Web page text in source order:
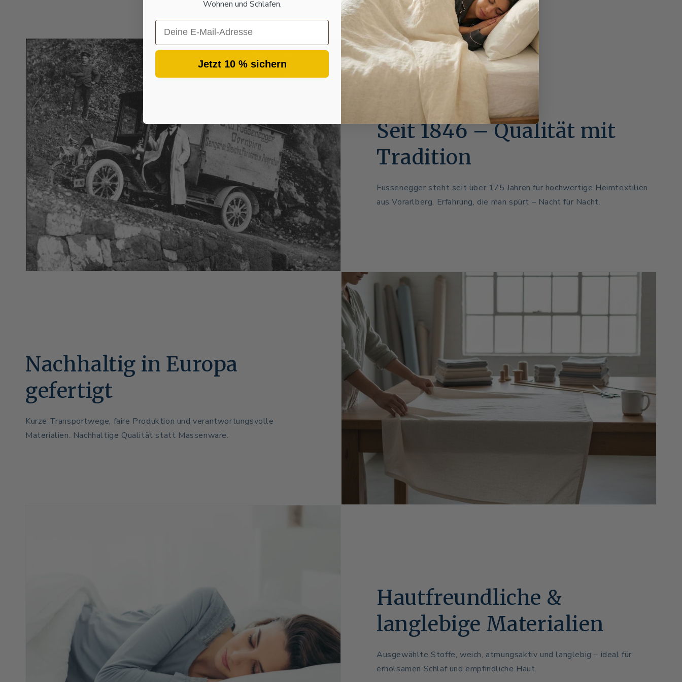
Seit 1846 – Qualität mit
Tradition
Fussenegger steht seit über 175 Jahren für hochwertige Heimtextilien
aus Vorarlberg. Erfahrung, die man spürt – Nacht für Nacht.
Nachhaltig in Europa
gefertigt
Kurze Transportwege, faire Produktion und verantwortungsvolle
Materialien. Nachhaltige Qualität statt Massenware.
Hautfreundliche &
langlebige Materialien
Ausgewählte Stoffe, weich, atmungsaktiv und langlebig – ideal für
erholsamen Schlaf und empfindliche Haut.
Wohnen und Schlafen.
Email
Jetzt 10 % sichern